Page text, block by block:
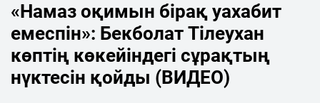
«Намаз оқимын бірақ уахабит
емеспін»: Бекболат Тілеухан
көптің көкейіндегі сұрақтың
нүктесін қойды (ВИДЕО)